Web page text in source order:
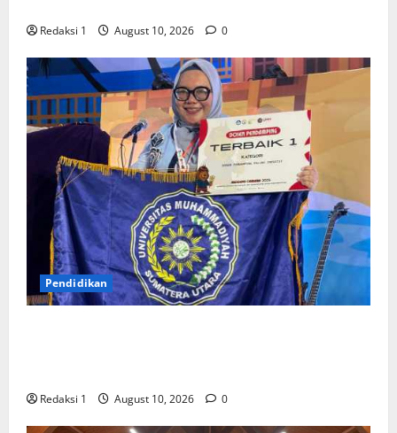
Redaksi 1 August 10, 2026 0
Pendidikan
Redaksi 1 August 10, 2026 0